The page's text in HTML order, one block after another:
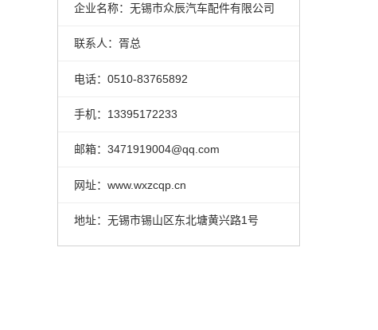
企业名称：无锡市众辰汽车配件有限公司
联系人：胥总
电话：0510-83765892
手机：13395172233
邮箱：3471919004@qq.com
网址：www.wxzcqp.cn
地址：无锡市锡山区东北塘黄兴路1号